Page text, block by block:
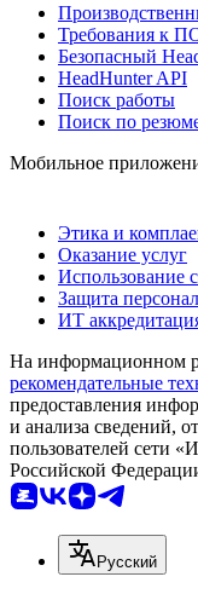
Требования к
Безопасный
HeadHunter API
Поиск работы
Поиск по
Мобильное
Этика и
Оказание услуг
Использование
Защита
ИТ
На информационном
рекомендательные
предоставления
и анализа сведений,
пользователей сети
Российской
Русский